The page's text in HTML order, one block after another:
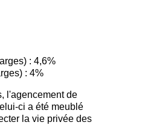
: 4,6%
: 4%
l'agencement de
ci a été meublé
la vie privée des